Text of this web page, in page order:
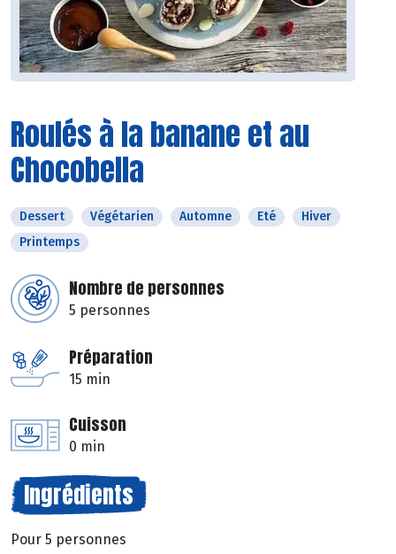
Roulés à la banane et au
Chocobella
Dessert Végétarien Automne Eté
Hiver
Printemps
Nombre de personnes
5 personnes
Préparation
15 min
Cuisson
0 min
Ingrédients
Pour 5 personnes